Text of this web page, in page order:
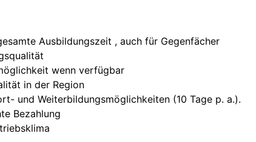
Ausbildungszeit , auch für Gegenfächer
wenn verfügbar
in der Region
und Weiterbildungsmöglichkeiten (10 Tage p. a.).
Bezahlung